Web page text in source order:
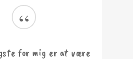
“
for mig er at være